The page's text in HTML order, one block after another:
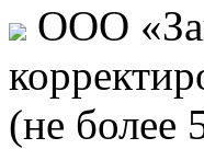
ООО
(не более